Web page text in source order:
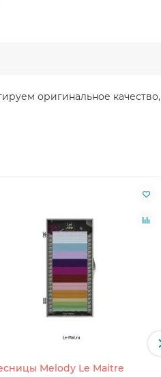
оригинальное качество,
Melody Le Maitre